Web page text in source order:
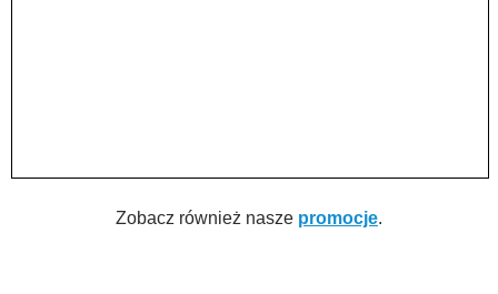
Zobacz również nasze promocje.